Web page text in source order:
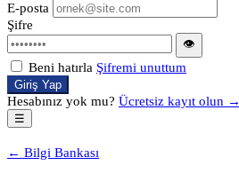
E-posta
Şifre
👁
Beni hatırla Şifremi unuttum
Giriş Yap
Hesabınız yok mu? Ücretsiz kayıt olun →
☰
← Bilgi Bankası